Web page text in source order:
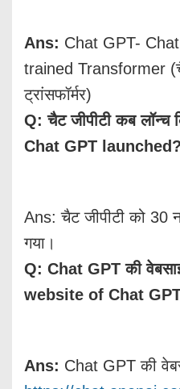
Ans: Chat GPT-
trained Transformer
ट्रांसफॉर्मर)
Q:चैट जीपीटी कब लॉन्च
Chat GPT launched?
Ans: चैट जीपीटी को 30
गया।
Q: Chat GPTकी
website of Chat
Ans: Chat GPT की